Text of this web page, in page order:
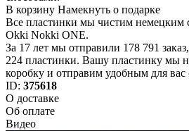
В корзину Намекнуть о подарке
Все пластинки мы чистим немецким
Okki Nokki ONE.
За 17 лет мы отправили 178 791
224 пластинки. Вашу пластинку мы
коробку и отправим удобным для вас
ID: 375618
О доставке
Об оплате
Видео